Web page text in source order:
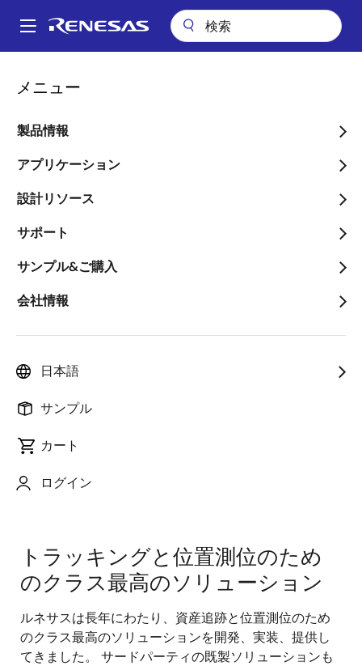
ン
Main
メニュー
製品情報
アプリケーション
設計リソース
サポート
サンプル&ご購入
会社情報
日本語
サンプル
カート
ログイン
パ
ン
く
ず
トラッキングと位置測位のため
のクラス最高のソリューション
ルネサスは長年にわたり、資産追跡と位置測位のため
のクラス最高のソリューションを開発、実装、提供し
てきました。 サードパーティの既製ソリューションも